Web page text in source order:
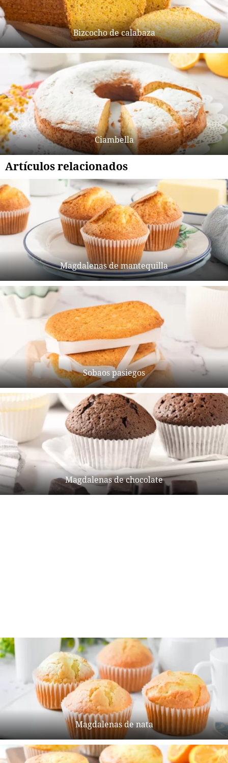
Bizcocho de calabaza
Ciambella
Artículos relacionados
Magdalenas de mantequilla
Sobaos pasiegos
Magdalenas de chocolate
Magdalenas de nata